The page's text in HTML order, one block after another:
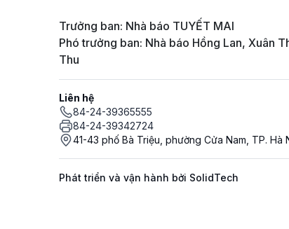
Trưởng ban: Nhà báo TUYẾT MAI
Phó trưởng ban: Nhà báo Hồng Lan, Xuân
Thu
Liên hệ
84-24-39365555
84-24-39342724
41-43 phố Bà Triệu, phường Cửa Nam, TP. Hà
Phát triển và vận hành bởi SolidTech